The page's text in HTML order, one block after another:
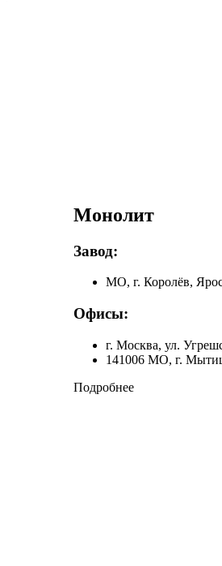
Монолит
Завод:
МО, г. Королёв,
Офисы:
г. Москва, ул.
141006 МО, г.
Подробнее